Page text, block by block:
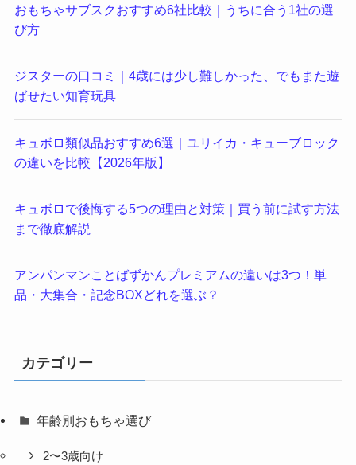
おもちゃサブスクおすすめ6社比較｜うちに合う1社の選
び方
ジスターの口コミ｜4歳には少し難しかった、でもまた遊
ばせたい知育玩具
キュボロ類似品おすすめ6選｜ユリイカ・キューブロック
の違いを比較【2026年版】
キュボロで後悔する5つの理由と対策｜買う前に試す方法
まで徹底解説
アンパンマンことばずかんプレミアムの違いは3つ！単
品・大集合・記念BOXどれを選ぶ？
カテゴリー
年齢別おもちゃ選び
2〜3歳向け